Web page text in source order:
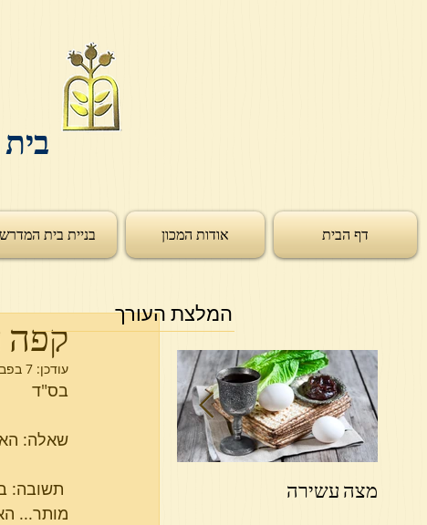
דף הבית אודות המכון בניית בית המדרש
קפה
עודכן: 7 בפבר׳ 2024
בס"ד
שאלה:
תשובה:
מותר...
המלצת העורך
מצה עשירה פרשת ויקהל פקודי